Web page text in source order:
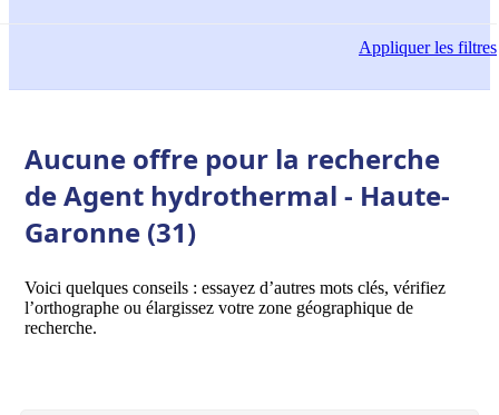
Appliquerles filtres
Aucune offre pour la recherche
de Agent hydrothermal - Haute-
Garonne (31)
Voici quelques conseils : essayez d’autres mots clés, vérifiez
l’orthographe ou élargissez votre zone géographique de
recherche.